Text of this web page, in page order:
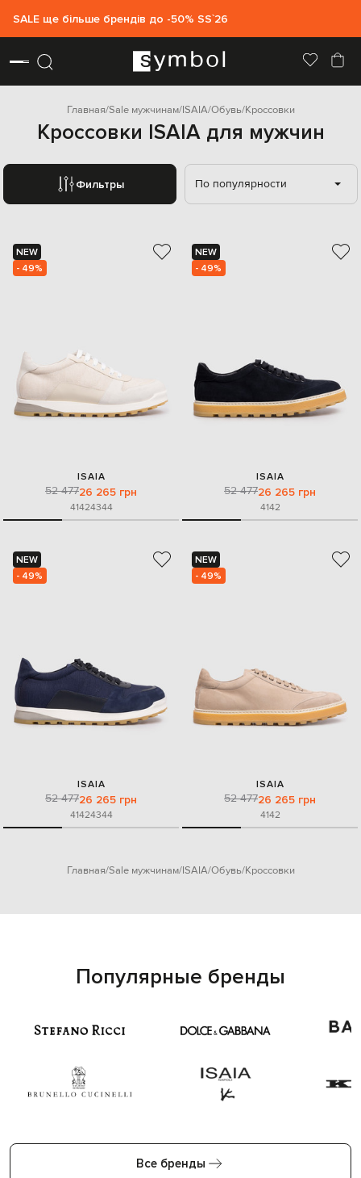
SALE ще більше брендів до -50% SS`26
Главная Sale мужчинам ISAIA Обувь Кроссовки
Кроссовки ISAIA для мужчин
Фильтры По популярности
NEW
- 49%
ISAIA
52 47726 265 грн
41424344
NEW
- 49%
ISAIA
52 47726 265 грн
4142
NEW
- 49%
ISAIA
52 47726 265 грн
41424344
NEW
- 49%
ISAIA
52 47726 265 грн
4142
Главная Sale мужчинам ISAIA Обувь Кроссовки
Популярные бренды
Все бренды